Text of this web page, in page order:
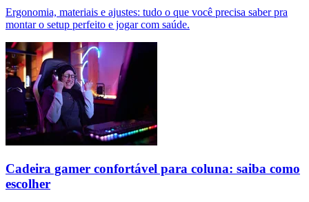
Ergonomia, materiais e ajustes: tudo o que você precisa saber pra
montar o setup perfeito e jogar com saúde.
Cadeira gamer confortável para coluna: saiba como
escolher